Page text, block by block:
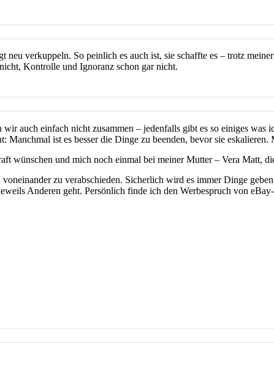
verkuppeln. So peinlich es auch ist, sie schaffte es – trotz
Kontrolle und Ignoranz schon gar nicht.
auch einfach nicht zusammen – jedenfalls gibt es so einiges was
Manchmal ist es besser die Dinge zu beenden, bevor sie
wünschen und mich noch einmal bei meiner Mutter – Vera Matt,
zu verabschieden. Sicherlich wird es immer Dinge
Anderen geht. Persönlich finde ich den Werbespruch von